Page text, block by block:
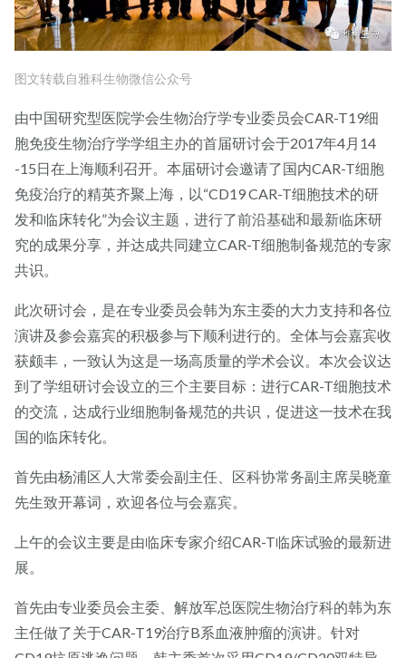
图文转载自雅科生物微信公众号
由中国研究型医院学会生物治疗学专业委员会CAR-T19细
胞免疫生物治疗学学组主办的首届研讨会于2017年4月14
-15日在上海顺利召开。本届研讨会邀请了国内CAR-T细胞
免疫治疗的精英齐聚上海，以“CD19 CAR-T细胞技术的研
发和临床转化”为会议主题，进行了前沿基础和最新临床研
究的成果分享，并达成共同建立CAR-T细胞制备规范的专家
共识。
此次研讨会，是在专业委员会韩为东主委的大力支持和各位
演讲及参会嘉宾的积极参与下顺利进行的。全体与会嘉宾收
获颇丰，一致认为这是一场高质量的学术会议。本次会议达
到了学组研讨会设立的三个主要目标：进行CAR-T细胞技术
的交流，达成行业细胞制备规范的共识，促进这一技术在我
国的临床转化。
首先由杨浦区人大常委会副主任、区科协常务副主席吴晓童
先生致开幕词，欢迎各位与会嘉宾。
上午的会议主要是由临床专家介绍CAR-T临床试验的最新进
展。
首先由专业委员会主委、解放军总医院生物治疗科的韩为东
主任做了关于CAR-T19治疗B系血液肿瘤的演讲。针对